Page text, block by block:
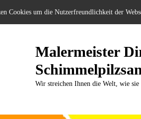
Cookies um die Nutzerfreundlichkeit der
Malermeister
Wir streichen Ihnen die Welt, wie